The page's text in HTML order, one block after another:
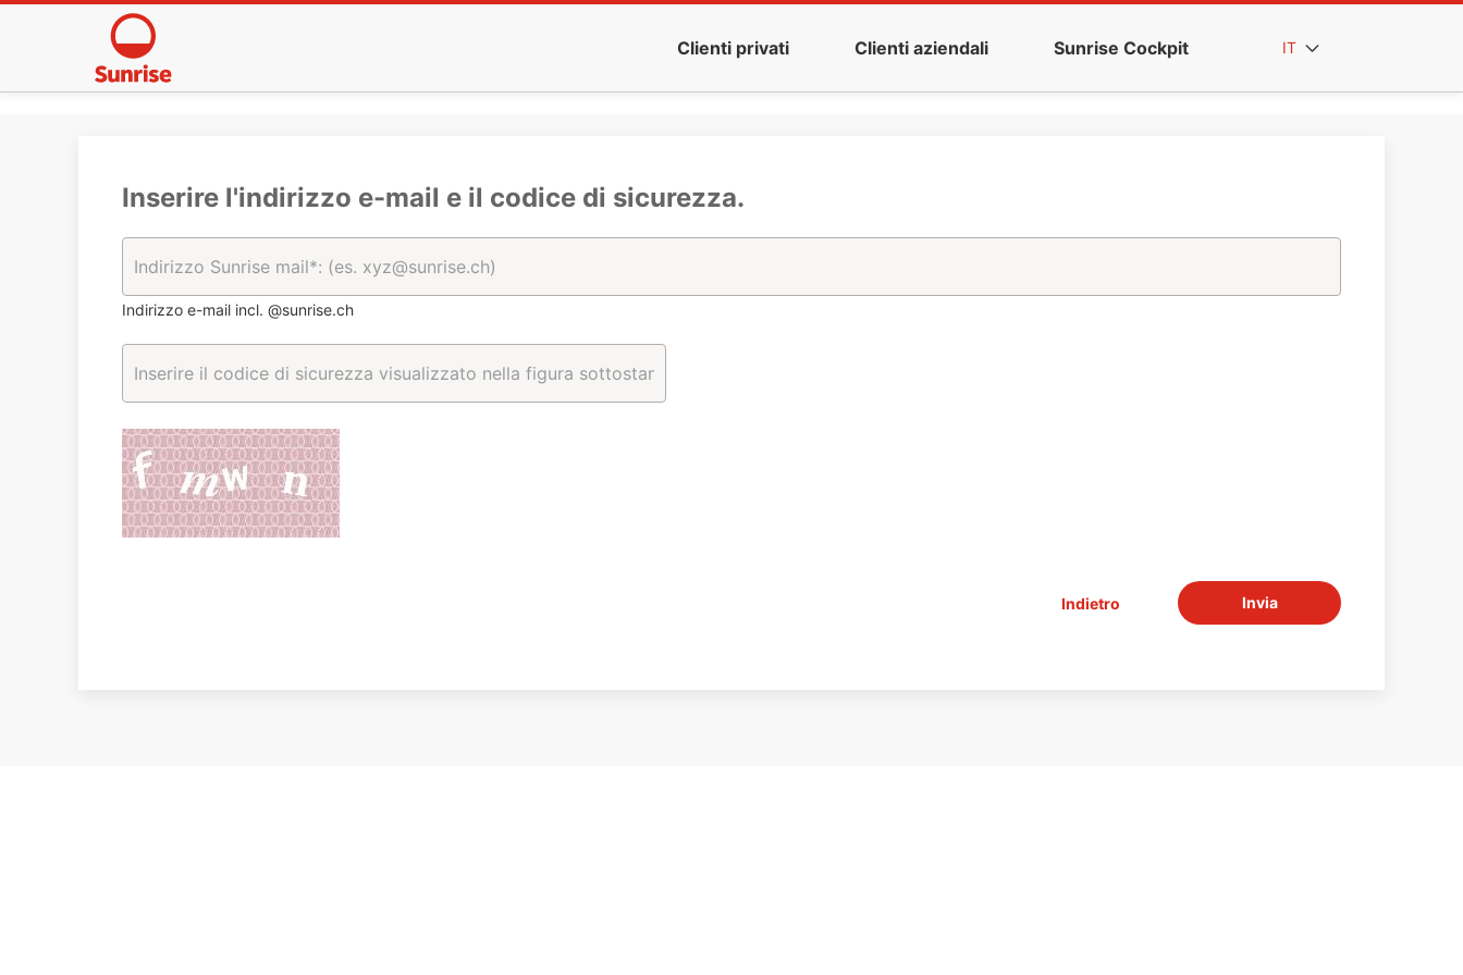
Clienti privati Clienti aziendali Sunrise Cockpit IT
Inserire l'indirizzo e-mail e il codice di sicurezza.
Indirizzo e-mail incl. @sunrise.ch
Indietro Invia